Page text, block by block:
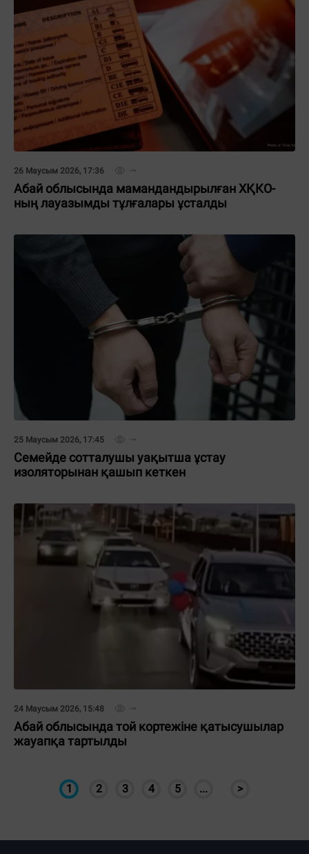
26 Маусым 2026, 17:36
Абай облысында мамандандырылған ХҚКО-
ның лауазымды тұлғалары ұсталды
25 Маусым 2026, 17:45
Семейде сотталушы уақытша ұстау
изоляторынан қашып кеткен
24 Маусым 2026, 15:48
Абай облысында той кортежіне қатысушылар
жауапқа тартылды
1 2 3 4 5 ... >